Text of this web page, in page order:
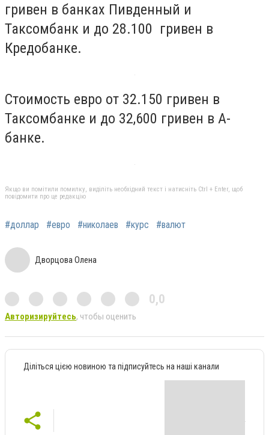
гривен в банках Пивденный и
Таксомбанк и до 28.100 гривен в
Кредобанке.
Стоимость евро от 32.150 гривен в
Таксомбанке и до 32,600 гривен в А-
банке.
Якщо ви помітили помилку, виділіть необхідний текст і натисніть Ctrl + Enter, щоб
повідомити про це редакцію
#доллар #евро #николаев #курс #валют
Дворцова Олена
0,0
Авторизируйтесь, чтобы оценить
Діліться цією новиною та підписуйтесь на наші канали